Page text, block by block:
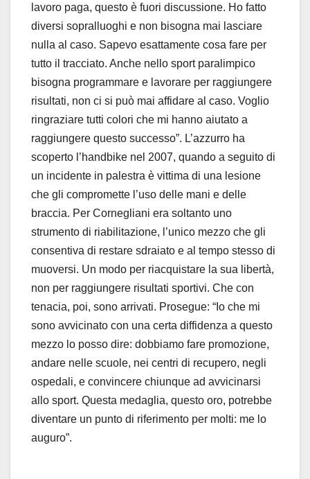
lavoro paga, questo è fuori discussione. Ho fatto
diversi sopralluoghi e non bisogna mai lasciare
nulla al caso. Sapevo esattamente cosa fare per
tutto il tracciato. Anche nello sport paralimpico
bisogna programmare e lavorare per raggiungere
risultati, non ci si può mai affidare al caso. Voglio
ringraziare tutti colori che mi hanno aiutato a
raggiungere questo successo”. L’azzurro ha
scoperto l’handbike nel 2007, quando a seguito di
un incidente in palestra è vittima di una lesione
che gli compromette l’uso delle mani e delle
braccia. Per Cornegliani era soltanto uno
strumento di riabilitazione, l’unico mezzo che gli
consentiva di restare sdraiato e al tempo stesso di
muoversi. Un modo per riacquistare la sua libertà,
non per raggiungere risultati sportivi. Che con
tenacia, poi, sono arrivati. Prosegue: “Io che mi
sono avvicinato con una certa diffidenza a questo
mezzo lo posso dire: dobbiamo fare promozione,
andare nelle scuole, nei centri di recupero, negli
ospedali, e convincere chiunque ad avvicinarsi
allo sport. Questa medaglia, questo oro, potrebbe
diventare un punto di riferimento per molti: me lo
auguro”.